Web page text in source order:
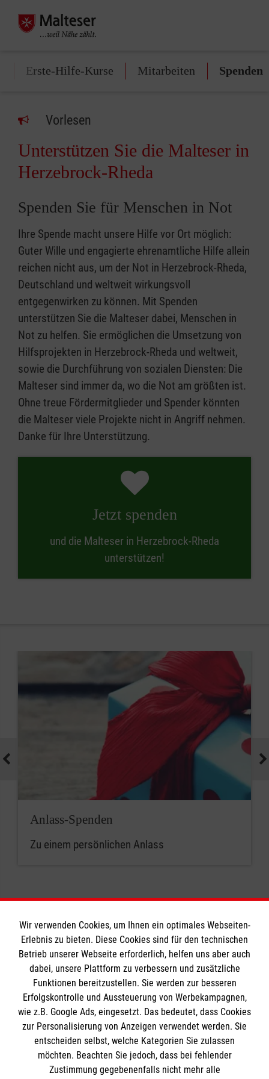
Erste-Hilfe-Kurse Mitarbeiten Spenden
Vorlesen
Unterstützen Sie die Malteser in
Herzebrock-Rheda
Spenden Sie für Menschen in Not
Ihre Spende macht unsere Hilfe vor Ort möglich:
Guter Wille und engagierte ehrenamtliche Hilfe allein
reichen nicht aus, um der Not in Herzebrock-Rheda,
Deutschland und weltweit wirkungsvoll
entgegenwirken zu können. Mit Spenden
unterstützen Sie die Malteser dabei, Menschen in
Not zu helfen. Sie ermöglichen die Umsetzung von
Hilfsprojekten in Herzebrock-Rheda und weltweit,
sowie die Durchführung von sozialen Diensten: Die
Malteser sind immer da, wo die Not am größten ist.
Ohne treue Fördermitglieder und Spender könnten
die Malteser viele Projekte nicht in Angriff nehmen.
Danke für Ihre Unterstützung.
Jetzt spenden
und die Malteser in Herzebrock-Rheda
unterstützen!
Anlass-Spenden
Zu einem persönlichen Anlass
Informationen
Impressum
Datenschutz
Kontakt
Barrierefreiheit
Die Malteser
Malteser in Deutschland
Wir verwenden Cookies, um Ihnen ein optimales Webseiten-
Erlebnis zu bieten. Diese Cookies sind für den technischen
Betrieb unserer Webseite erforderlich, helfen uns aber auch
dabei, unsere Plattform zu verbessern und zusätzliche
Funktionen bereitzustellen. Sie werden zur besseren
Erfolgskontrolle und Aussteuerung von Werbekampagnen,
wie z.B. Google Ads, eingesetzt. Das bedeutet, dass Cookies
zur Personalisierung von Anzeigen verwendet werden. Sie
entscheiden selbst, welche Kategorien Sie zulassen
möchten. Beachten Sie jedoch, dass bei fehlender
Zustimmung gegebenenfalls nicht mehr alle